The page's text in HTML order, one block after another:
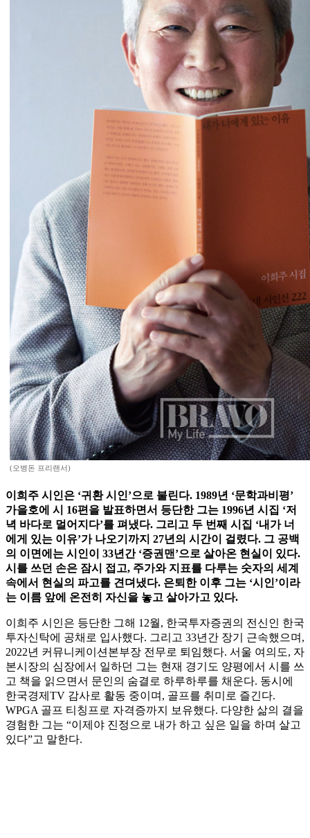
(오병돈 프리랜서)
이희주 시인은 ‘귀환 시인’으로 불린다. 1989년 ‘문학과비평’
가을호에 시 16편을 발표하면서 등단한 그는 1996년 시집 ‘저
녁 바다로 멀어지다’를 펴냈다. 그리고 두 번째 시집 ‘내가 너
에게 있는 이유’가 나오기까지 27년의 시간이 걸렸다. 그 공백
의 이면에는 시인이 33년간 ‘증권맨’으로 살아온 현실이 있다.
시를 쓰던 손은 잠시 접고, 주가와 지표를 다루는 숫자의 세계
속에서 현실의 파고를 견뎌냈다. 은퇴한 이후 그는 ‘시인’이라
는 이름 앞에 온전히 자신을 놓고 살아가고 있다.
이희주 시인은 등단한 그해 12월, 한국투자증권의 전신인 한국
투자신탁에 공채로 입사했다. 그리고 33년간 장기 근속했으며,
2022년 커뮤니케이션본부장 전무로 퇴임했다. 서울 여의도, 자
본시장의 심장에서 일하던 그는 현재 경기도 양평에서 시를 쓰
고 책을 읽으면서 문인의 숨결로 하루하루를 채운다. 동시에
한국경제TV 감사로 활동 중이며, 골프를 취미로 즐긴다.
WPGA 골프 티칭프로 자격증까지 보유했다. 다양한 삶의 결을
경험한 그는 “이제야 진정으로 내가 하고 싶은 일을 하며 살고
있다”고 말한다.